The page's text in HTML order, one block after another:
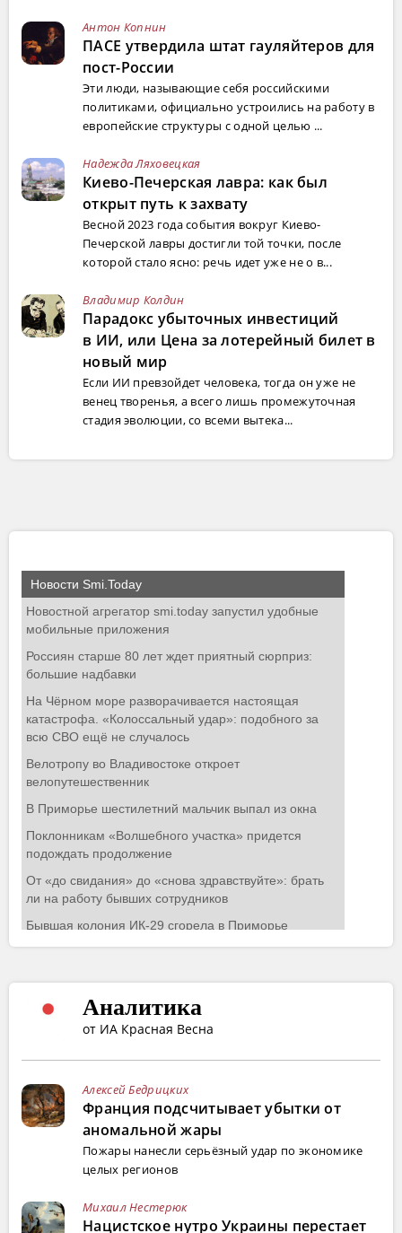
Антон Копнин
ПАСЕ утвердила штат гауляйтеров для
пост-России
Эти люди, называющие себя российскими
политиками, официально устроились на работу в
европейские структуры с одной целью ...
Надежда Ляховецкая
Киево-Печерская лавра: как был
открыт путь к захвату
Весной 2023 года события вокруг Киево-
Печерской лавры достигли той точки, после
которой стало ясно: речь идет уже не о в...
Владимир Колдин
Парадокс убыточных инвестиций
в ИИ, или Цена за лотерейный билет в
новый мир
Если ИИ превзойдет человека, тогда он уже не
венец творенья, а всего лишь промежуточная
стадия эволюции, со всеми вытека...
Аналитика
от ИА Красная Весна
Алексей Бедрицких
Франция подсчитывает убытки от
аномальной жары
Пожары нанесли серьёзный удар по экономике
целых регионов
Михаил Нестерюк
Нацистское нутро Украины перестает